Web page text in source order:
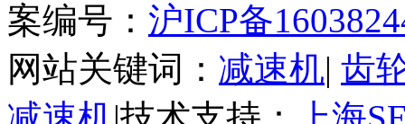
案编号： 沪ICP备
网站关键词： 减速机| 齿